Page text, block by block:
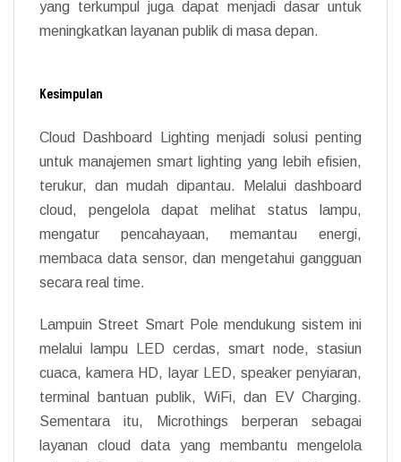
yang terkumpul juga dapat menjadi dasar untuk
meningkatkan layanan publik di masa depan.
Kesimpulan
Cloud Dashboard Lighting menjadi solusi penting
untuk manajemen smart lighting yang lebih efisien,
terukur, dan mudah dipantau. Melalui dashboard
cloud, pengelola dapat melihat status lampu,
mengatur pencahayaan, memantau energi,
membaca data sensor, dan mengetahui gangguan
secara real time.
Lampuin Street Smart Pole mendukung sistem ini
melalui lampu LED cerdas, smart node, stasiun
cuaca, kamera HD, layar LED, speaker penyiaran,
terminal bantuan publik, WiFi, dan EV Charging.
Sementara itu, Microthings berperan sebagai
layanan cloud data yang membantu mengelola